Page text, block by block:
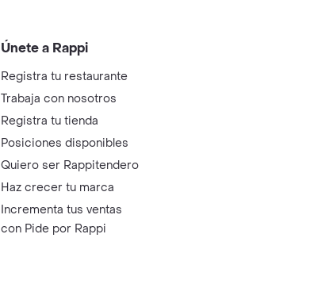
Únete a Rappi
Registra tu restaurante
Trabaja con nosotros
Registra tu tienda
Posiciones disponibles
Quiero ser Rappitendero
Haz crecer tu marca
Incrementa tus ventas
con Pide por Rappi